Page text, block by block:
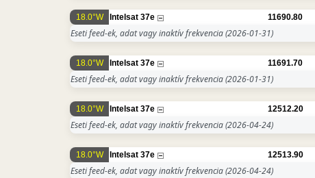
18.0°W Intelsat 37e 11690.80
Eseti feed-ek, adat vagy inaktív frekvencia(2026-01-31)
18.0°W Intelsat 37e 11691.70
Eseti feed-ek, adat vagy inaktív frekvencia(2026-01-31)
18.0°W Intelsat 37e 12512.20
Eseti feed-ek, adat vagy inaktív frekvencia(2026-04-24)
18.0°W Intelsat 37e 12513.90
Eseti feed-ek, adat vagy inaktív frekvencia(2026-04-24)